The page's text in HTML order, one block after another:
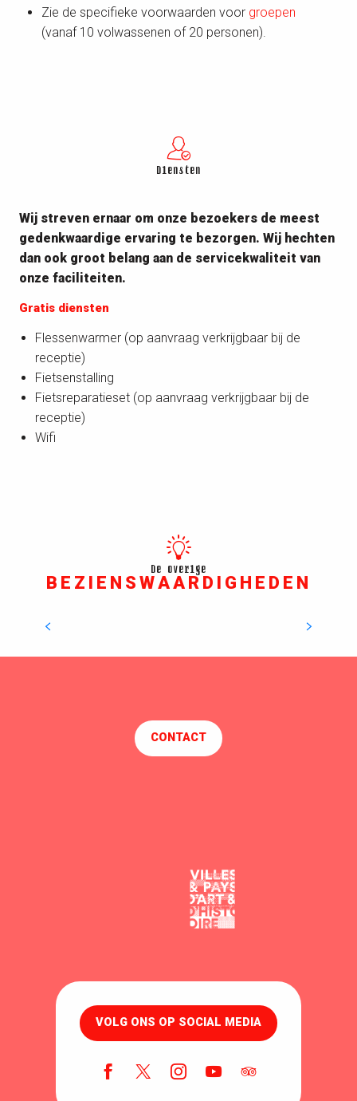
Zie de specifieke voorwaarden voor groepen
(vanaf 10 volwassenen of 20 personen).
Diensten
Wij streven ernaar om onze bezoekers de meest
gedenkwaardige ervaring te bezorgen. Wij hechten
dan ook groot belang aan de servicekwaliteit van
onze faciliteiten.
Gratis diensten
Flessenwarmer (op aanvraag verkrijgbaar bij de
receptie)
Fietsenstalling
Fietsreparatieset (op aanvraag verkrijgbaar bij de
receptie)
Wifi
De overige
BEZIENSWAARDIGHEDEN
CONTACT
VOLG ONS OP SOCIAL MEDIA